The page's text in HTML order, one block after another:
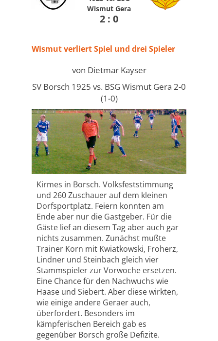
Wismut Gera
2 : 0
Wismut verliert Spiel und drei Spieler
von Dietmar Kayser
SV Borsch 1925 vs. BSG Wismut Gera 2-0
(1-0)
Kirmes in Borsch. Volksfeststimmung
und 260 Zuschauer auf dem kleinen
Dorfsportplatz. Feiern konnten am
Ende aber nur die Gastgeber. Für die
Gäste lief an diesem Tag aber auch gar
nichts zusammen. Zunächst mußte
Trainer Korn mit Kwiatkowski, Froherz,
Lindner und Steinbach gleich vier
Stammspieler zur Vorwoche ersetzen.
Eine Chance für den Nachwuchs wie
Haase und Siebert. Aber diese wirkten,
wie einige andere Geraer auch,
überfordert. Besonders im
kämpferischen Bereich gab es
gegenüber Borsch große Defizite.